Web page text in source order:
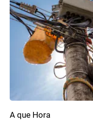
A que Hora